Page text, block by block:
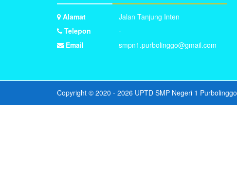
Alamat
Jalan Tanjung Inten
Telepon
-
Email
smpn1.purbolinggo@gmail.com
Copyright © 2020 - 2026 UPTD SMP Negeri 1 Purbolinggo